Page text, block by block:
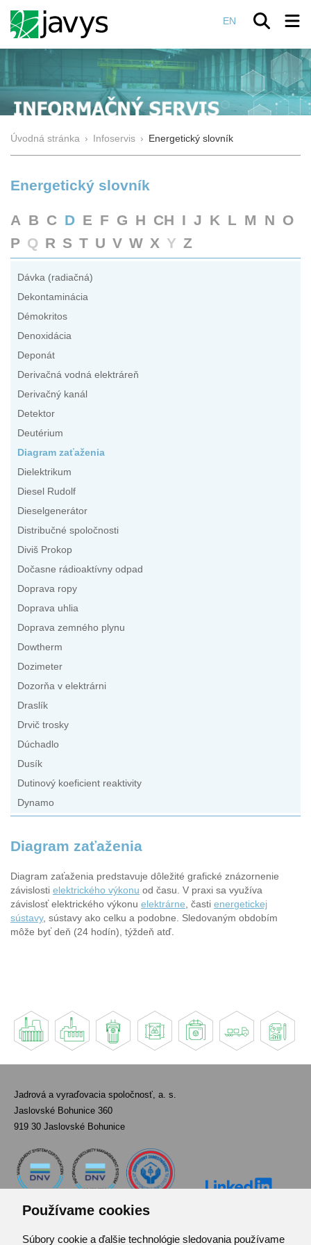
Používame cookies
Súbory cookie a ďalšie technológie sledovania používame
EN
Úvodná stránka › Infoservis › Energetický slovník
Energetický slovník
A B C D E F G H CH I J K L M N O
P Q R S T U V W X Y Z
Dávka (radiačná)
Dekontaminácia
Démokritos
Denoxidácia
Deponát
Derivačná vodná elektráreň
Derivačný kanál
Detektor
Deutérium
Diagram zaťaženia
Dielektrikum
Diesel Rudolf
Dieselgenerátor
Distribučné spoločnosti
Diviš Prokop
Dočasne rádioaktívny odpad
Doprava ropy
Doprava uhlia
Doprava zemného plynu
Dowtherm
Dozimeter
Dozorňa v elektrárni
Draslík
Drvič trosky
Dúchadlo
Dusík
Dutinový koeficient reaktivity
Dynamo
Diagram zaťaženia
Diagram zaťaženia predstavuje dôležité grafické znázornenie
závislosti elektrického výkonu od času. V praxi sa využíva
závislosť elektrického výkonu elektrárne , časti energetickej
sústavy, sústavy ako celku a podobne. Sledovaným obdobím
môže byť deň (24 hodín), týždeň atď.
Jadrová a vyraďovacia spoločnosť, a. s.
Jaslovské Bohunice 360
919 30 Jaslovské Bohunice
Kontakt